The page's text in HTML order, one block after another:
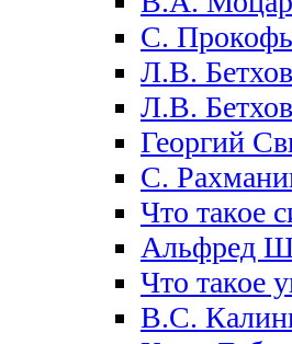
С.
Л.В.
Л.В.
Георгий
С.
Что такое
Альфред
Что такое
В.С.